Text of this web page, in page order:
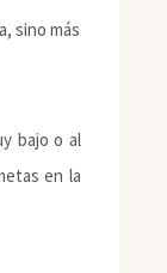
sino más
bajo o al
en la